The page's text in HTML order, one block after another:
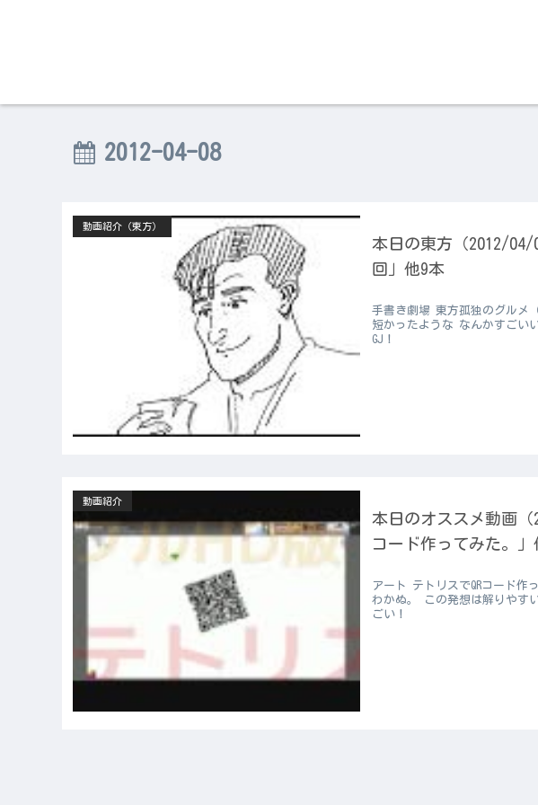
2012-04-08
動画紹介（東方）
本日の東方（2012/
回」他9本
手書き劇場 東方孤独のグルメ
短かったような なんかすごい
GJ！
動画紹介
本日のオススメ動画
コード作ってみた。」
アート テトリスでQRコード作
わかぬ。 この発想は解りやす
ごい！